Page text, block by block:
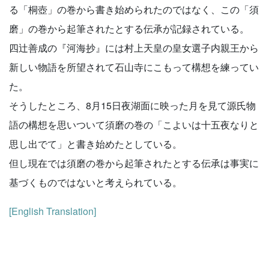
る「桐壺」の巻から書き始められたのではなく、この「須
磨」の巻から起筆されたとする伝承が記録されている。
四辻善成の『河海抄』には村上天皇の皇女選子内親王から
新しい物語を所望されて石山寺にこもって構想を練ってい
た。
そうしたところ、8月15日夜湖面に映った月を見て源氏物
語の構想を思いついて須磨の巻の「こよいは十五夜なりと
思し出でて」と書き始めたとしている。
但し現在では須磨の巻から起筆されたとする伝承は事実に
基づくものではないと考えられている。
[English Translation]